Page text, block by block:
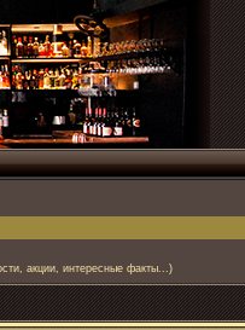
акции, интересные факты...)